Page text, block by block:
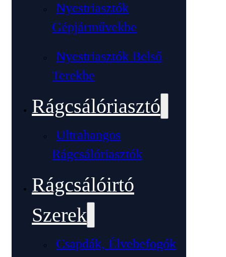
Nyestriasztók
Gépjárművekbe
Nyestriasztók Belső
Terekbe
Rágcsálóriasztó
Ultrahangos
Rágcsálóriasztók
Rágcsálóirtó
Szerek
Csapdák, Élvebefogók